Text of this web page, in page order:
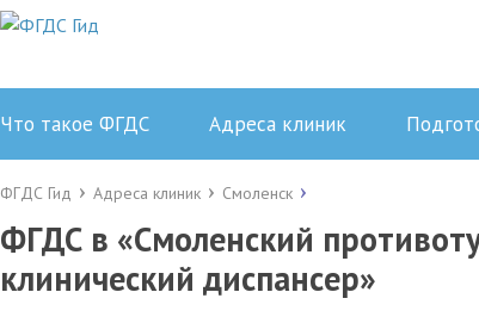
Что такое ФГДС Адреса клиник
ФГДС Гид Адреса клиник Смоленск
ФГДС в «Смоленский
клинический диспансер»